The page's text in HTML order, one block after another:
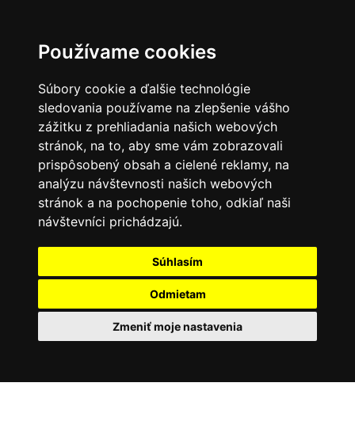
Používame cookies
Súbory cookie a ďalšie technológie
sledovania používame na zlepšenie vášho
zážitku z prehliadania našich webových
stránok, na to, aby sme vám zobrazovali
prispôsobený obsah a cielené reklamy, na
analýzu návštevnosti našich webových
stránok a na pochopenie toho, odkiaľ naši
návštevníci prichádzajú.
Súhlasím
Odmietam
Zmeniť moje nastavenia